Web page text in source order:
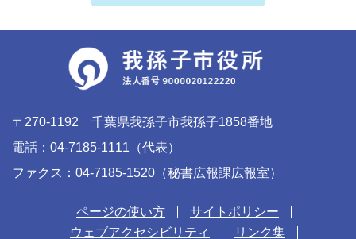
〒270-1192 千葉県我孫子市我孫子1858番地
電話：04-7185-1111（代表）
ファクス：04-7185-1520（秘書広報課広報室）
ページの使い方
サイトポリシー
ウェブアクセシビリティ
リンク集